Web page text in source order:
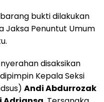
bukti dilakukan
Jaksa Penuntut Umum
disaksikan
Kepala Seksi
Andi Abdurrozak